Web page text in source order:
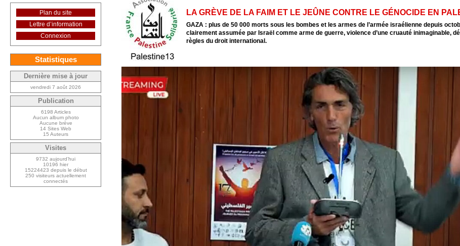
LA GRÈVE DE LA FAIM ET LE JEÛNE CONTRE LE GÉNOCIDE EN
GAZA : plus de 50 000 morts sous les bombes et les armes de l’armée israélienne depuis
clairement assumée par Israël comme arme de guerre, violence d’une cruauté inimaginable,
règles du droit international.
Plan du site
Lettre d’information
Connexion
Statistiques
Dernière mise à jour
vendredi 7 août 2026
Publication
6198 Articles
Aucun album photo
Aucune brève
14 Sites Web
15 Auteurs
Visites
9732 aujourd’hui
10196 hier
15224423 depuis le début
250 visiteurs actuellement
connectés